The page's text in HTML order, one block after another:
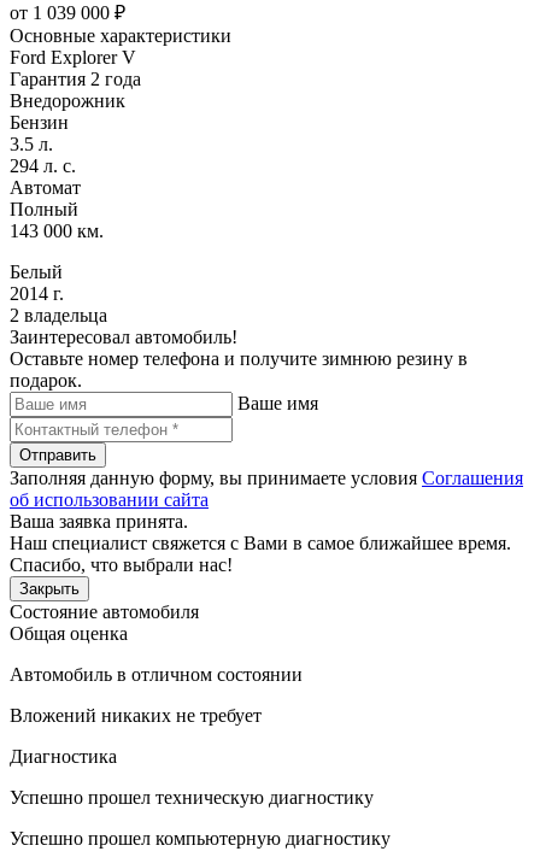
от 1 039 000 ₽
Основные характеристики
Ford Explorer V
Гарантия 2 года
Внедорожник
Бензин
3.5 л.
294 л. с.
Автомат
Полный
143 000 км.
Белый
2014 г.
2 владельца
Заинтересовал автомобиль!
Оставьте номер телефона и получите зимнюю резину в
подарок.
Ваше имя
Отправить
Заполняя данную форму, вы принимаете условия Соглашения
об использовании сайта
Ваша заявка принята.
Наш специалист свяжется с Вами в самое ближайшее время.
Спасибо, что выбрали нас!
Закрыть
Состояние автомобиля
Общая оценка
Автомобиль в отличном состоянии
Вложений никаких не требует
Диагностика
Успешно прошел техническую диагностику
Успешно прошел компьютерную диагностику